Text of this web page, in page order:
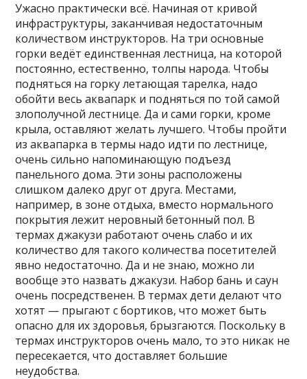
Ужасно практически всё. Начиная от кривой
инфраструктуры, заканчивая недостаточным
количеством инструкторов. На три основные
горки ведёт единственная лестница, на которой
постоянно, естественно, толпы народа. Чтобы
подняться на горку летающая тарелка, надо
обойти весь аквапарк и подняться по той самой
злополучной лестнице. Да и сами горки, кроме
крыла, оставляют желать лучшего. Чтобы пройти
из аквапарка в термы надо идти по лестнице,
очень сильно напоминающую подъезд
панельного дома. Эти зоны расположены
слишком далеко друг от друга. Местами,
например, в зоне отдыха, вместо нормального
покрытия лежит неровный бетонный пол. В
термах джакузи работают очень слабо и их
количество для такого количества посетителей
явно недостаточно. Да и не знаю, можно ли
вообще это назвать джакузи. Набор бань и саун
очень посредственен. В термах дети делают что
хотят — прыгают с бортиков, что может быть
опасно для их здоровья, брызгаются. Поскольку в
термах инструкторов очень мало, то это никак не
пересекается, что доставляет большие
неудобства.